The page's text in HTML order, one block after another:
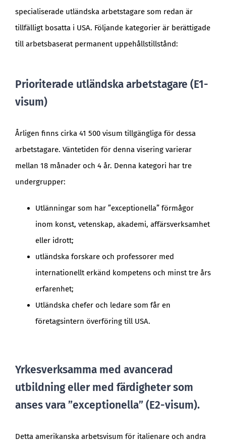
specialiserade utländska arbetstagare som redan är
tillfälligt bosatta i USA. Följande kategorier är berättigade
till arbetsbaserat permanent uppehållstillstånd:
Prioriterade utländska arbetstagare (E1-
visum)
Årligen finns cirka 41 500 visum tillgängliga för dessa
arbetstagare. Väntetiden för denna visering varierar
mellan 18 månader och 4 år. Denna kategori har tre
undergrupper:
Utlänningar som har ”exceptionella” förmågor
inom konst, vetenskap, akademi, affärsverksamhet
eller idrott;
utländska forskare och professorer med
internationellt erkänd kompetens och minst tre års
erfarenhet;
Utländska chefer och ledare som får en
företagsintern överföring till USA.
Yrkesverksamma med avancerad
utbildning eller med färdigheter som
anses vara ”exceptionella” (E2-visum).
Detta amerikanska arbetsvisum för italienare och andra